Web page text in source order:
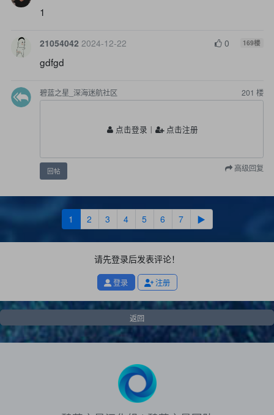
1
21054042 2024-12-22 0 169楼
gdfgd
碧蓝之星_深海迷航社区 201 楼
点击登录 丨 点击注册
回帖 高级回复
1 2 3 4 5 6 7 ▶
请先登录后发表评论！
登录 注册
返回